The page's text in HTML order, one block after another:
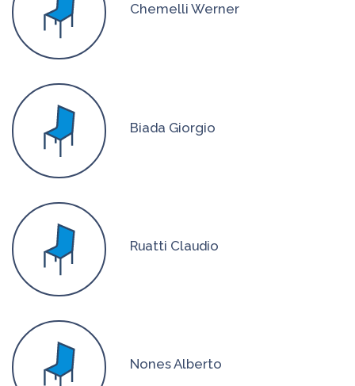
Chemelli Werner
Biada Giorgio
Ruatti Claudio
Nones Alberto